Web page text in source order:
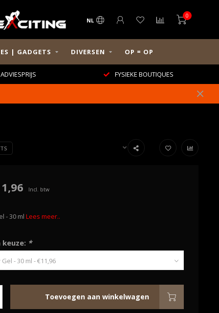
NL
0
| GADGETS DIVERSEN OP = OP
FYSIEKE BOUTIQUES
Incl. btw
- 30 ml Lees meer..
keuze: *
Toevoegen aan winkelwagen